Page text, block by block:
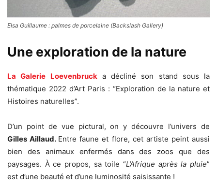
Elsa Guillaume : palmes de porcelaine (Backslash Gallery)
Une exploration de la nature
La Galerie Loevenbruck a décliné son stand sous la
thématique 2022 d’Art Paris : “Exploration de la nature et
Histoires naturelles”.
D’un point de vue pictural, on y découvre l’univers de
Gilles Aillaud. Entre faune et flore, cet artiste peint aussi
bien des animaux enfermés dans des zoos que des
paysages. À ce propos, sa toile “L’Afrique après la pluie”
est d’une beauté et d’une luminosité saisissante !